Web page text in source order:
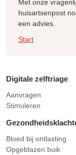
Met onze
huisartsenpost
een advies.
Start
Digitale zelftriage
Aanvragen
Stimuleren
Bloed bij ontlasting
Opgeblazen buik